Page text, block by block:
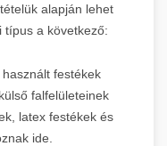
alapján lehet
típus a következő:
festékek
falfelületeinek
latex festékek és
ide.